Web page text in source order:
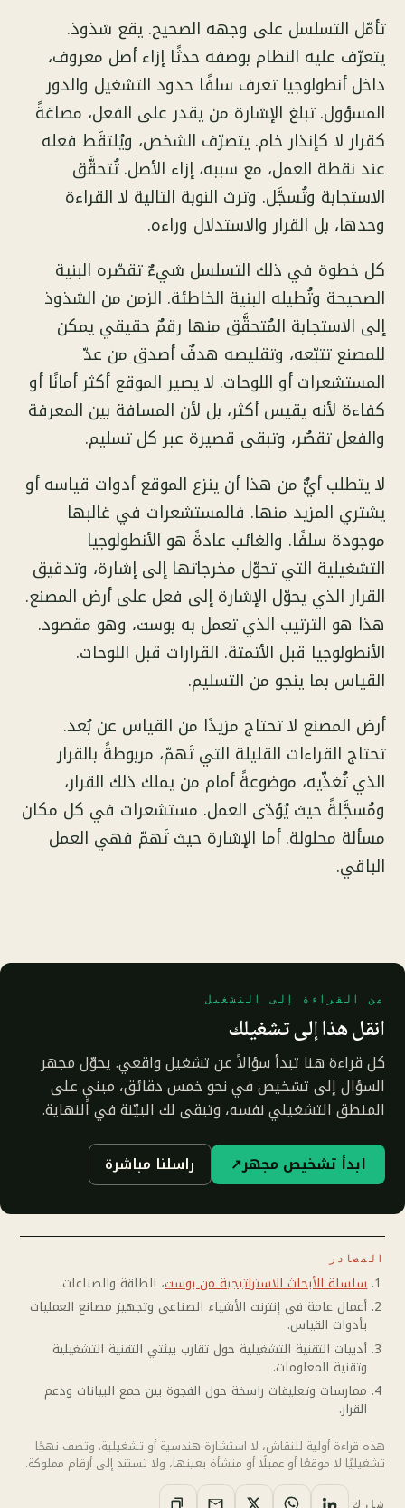
تأمّل التسلسل على وجهه الصحيح. يقع شذوذ.
يتعرّف عليه النظام بوصفه حدثًا إزاء أصل معروف،
داخل أنطولوجيا تعرف سلفًا حدود التشغيل والدور
المسؤول. تبلغ الإشارة من يقدر على الفعل، مصاغةً
كقرار لا كإنذار خام. يتصرّف الشخص، ويُلتقَط فعله
عند نقطة العمل، مع سببه، إزاء الأصل. تُتحقَّق
الاستجابة وتُسجَّل. وترث النوبة التالية لا القراءة
وحدها، بل القرار والاستدلال وراءه.
كل خطوة في ذلك التسلسل شيءٌ تقصّره البنية
الصحيحة وتُطيله البنية الخاطئة. الزمن من الشذوذ
إلى الاستجابة المُتحقَّق منها رقمٌ حقيقي يمكن
للمصنع تتبّعه، وتقليصه هدفٌ أصدق من عدّ
المستشعرات أو اللوحات. لا يصير الموقع أكثر أمانًا أو
كفاءة لأنه يقيس أكثر، بل لأن المسافة بين المعرفة
والفعل تقصُر، وتبقى قصيرة عبر كل تسليم.
لا يتطلب أيٌّ من هذا أن ينزع الموقع أدوات قياسه أو
يشتري المزيد منها. فالمستشعرات في غالبها
موجودة سلفًا. والغائب عادةً هو الأنطولوجيا
التشغيلية التي تحوّل مخرجاتها إلى إشارة، وتدقيق
القرار الذي يحوّل الإشارة إلى فعل على أرض المصنع.
هذا هو الترتيب الذي تعمل به بوست، وهو مقصود.
الأنطولوجيا قبل الأتمتة. القرارات قبل اللوحات.
القياس بما ينجو من التسليم.
أرض المصنع لا تحتاج مزيدًا من القياس عن بُعد.
تحتاج القراءات القليلة التي تَهمّ، مربوطةً بالقرار
الذي تُغذّيه، موضوعةً أمام من يملك ذلك القرار،
ومُسجَّلةً حيث يُؤدّى العمل. مستشعرات في كل مكان
مسألة محلولة. أما الإشارة حيث تَهمّ فهي العمل
الباقي.
من القراءة إلى التشغيل
انقل هذا إلى تشغيلك
كل قراءة هنا تبدأ سؤالاً عن تشغيل واقعي. يحوّل مجهر
السؤال إلى تشخيص في نحو خمس دقائق، مبنيٍ على
المنطق التشغيلي نفسه، وتبقى لك البيّنة في النهاية.
ابدأ تشخيص مجهر↗ راسلنا مباشرة
المصادر
سلسلة الأبحاث الاستراتيجية من بوست، الطاقة والصناعات.
أعمال عامة في إنترنت الأشياء الصناعي وتجهيز مصانع العمليات
بأدوات القياس.
أدبيات التقنية التشغيلية حول تقارب بيئتي التقنية التشغيلية
وتقنية المعلومات.
ممارسات وتعليقات راسخة حول الفجوة بين جمع البيانات ودعم
القرار.
هذه قراءة أولية للنقاش، لا استشارة هندسية أو تشغيلية. وتصف نهجًا
تشغيليًا لا موقعًا أو عميلًا أو منشأة بعينها، ولا تستند إلى أرقام مملوكة.
شارك